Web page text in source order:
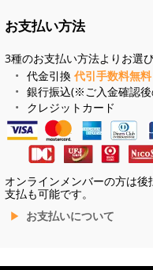
お支払い方法
3種のお支払い方法よりお選
代金引換 代引手数料無料
銀行振込(※ご入金確認後
クレジットカード
オンラインメンバーの方は後
支払も可能です。
お支払いについて